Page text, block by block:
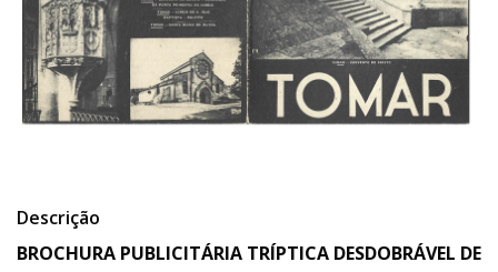
Descrição
BROCHURA PUBLICITÁRIA TRÍPTICA DESDOBRÁVEL DE